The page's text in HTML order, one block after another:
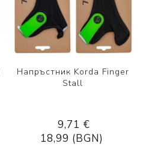
Напръстник Korda Finger
Stall
9,71 €
18,99 (BGN)